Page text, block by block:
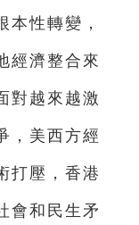
本性轉變，
經濟整合來
對越來越激
，美西方經
打壓，香港
會和民生矛